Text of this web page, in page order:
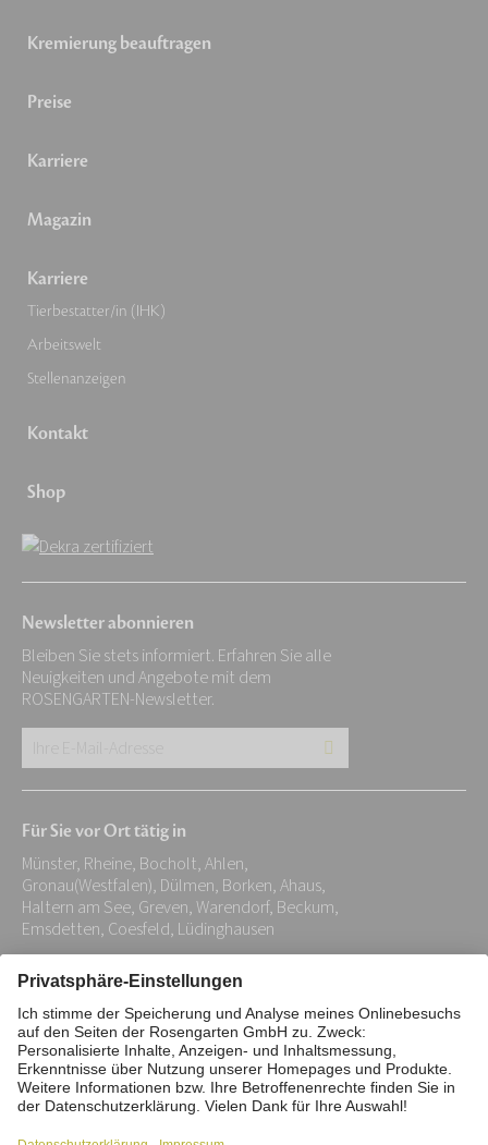
Kremierung beauftragen
Preise
Karriere
Magazin
Karriere
Tierbestatter/in (IHK)
Arbeitswelt
Stellenanzeigen
Kontakt
Shop
Newsletter abonnieren
Bleiben Sie stets informiert. Erfahren Sie alle
Neuigkeiten und Angebote mit dem
ROSENGARTEN-Newsletter.
E-
Adresse:
*
Für Sie vor Ort tätig in
Münster, Rheine, Bocholt, Ahlen,
Gronau(Westfalen), Dülmen, Borken, Ahaus,
Haltern am See, Greven, Warendorf, Beckum,
Emsdetten, Coesfeld, Lüdinghausen
Impressum Datenschutz
Stiftung
Interne Meldestelle
Zahlungsmittel
Barrierefreiheitserklärung
Vertrag widerrufen